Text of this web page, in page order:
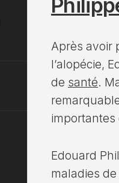
Après avoir
l’alopécie,
de santé.
importantes
Edouard
maladies